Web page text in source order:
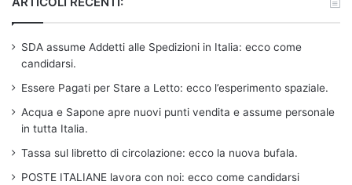
SDA assume Addetti alle Spedizioni in Italia: ecco come
candidarsi.
Essere Pagati per Stare a Letto: ecco l’esperimento spaziale.
Acqua e Sapone apre nuovi punti vendita e assume personale
in tutta Italia.
Tassa sul libretto di circolazione: ecco la nuova bufala.
POSTE ITALIANE lavora con noi: ecco come candidarsi